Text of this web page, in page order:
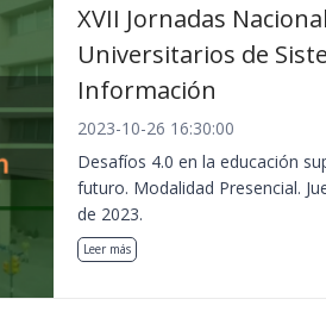
XVII Jornadas
Universitarios de
Información
2023-10-26 16:30:00
Desafíos 4.0 en la educación
futuro. Modalidad Presencial.
de 2023.
Leer más